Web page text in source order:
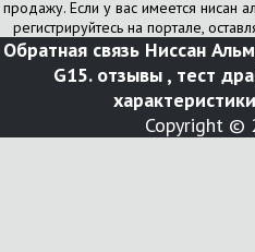
продажу. Если у вас имеется нисан
регистрируйтесь на портале,
Обратная связь Ниссан
G15. отзывы , тест
Copyright ©